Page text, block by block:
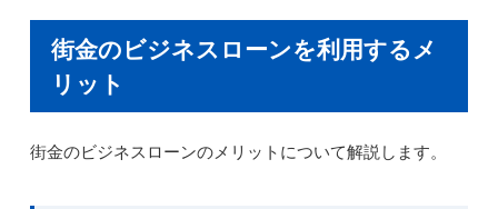
街金のビジネスローンを利用するメ
リット
街金のビジネスローンのメリットについて解説します。